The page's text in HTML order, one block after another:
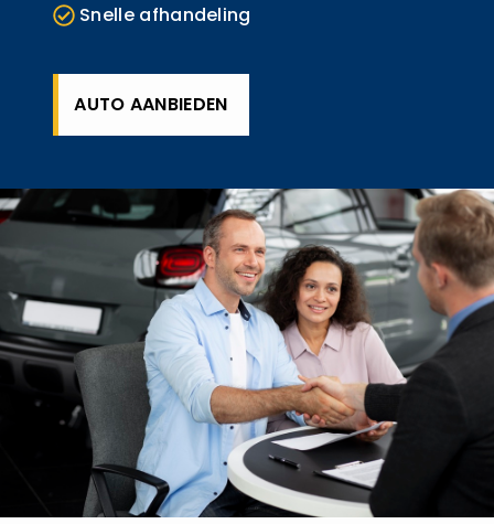
Snelle afhandeling
AUTO AANBIEDEN